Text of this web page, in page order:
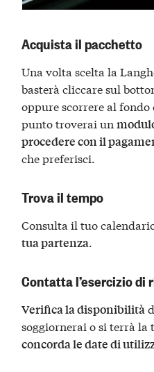
Acquista il pacchetto
Una volta scelta la
basterà cliccare sul
oppure scorrere al
punto troverai un
procederecon il
che preferisci.
Trova il tempo
Consulta il tuo
tua partenza.
Contatta l’esercizio di
Verifica la disponibilità
soggiornerai o si terrà
concorda le date di